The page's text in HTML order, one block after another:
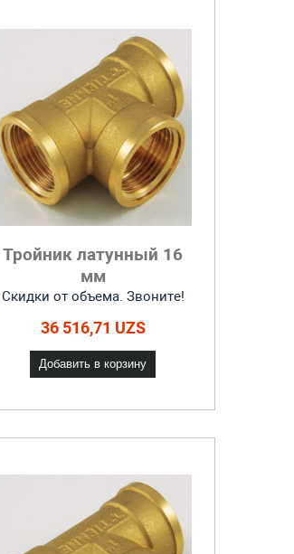
Тройник латунный 16
мм
Скидки от объема. Звоните!
36 516,71 UZS
Добавить в корзину